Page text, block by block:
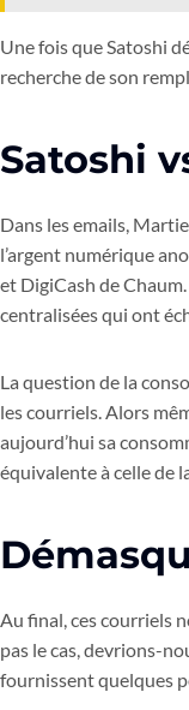
Une fois que Satoshi
recherche de son
Satoshi
Dans les emails,
l’argent numérique
et DigiCash de
centralisées qui ont
La question de la
les courriels. Alors
aujourd’hui sa
équivalente à celle de
Au final, ces courriels
pas le cas, devrions-
fournissent quelques